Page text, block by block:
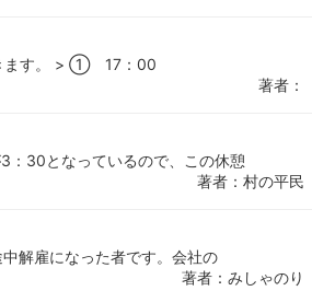
きます。 > ① 17：00
著者：
30となっているので、この休憩
著者：村の平民
解雇になった者です。会社の
著者：みしゃのり